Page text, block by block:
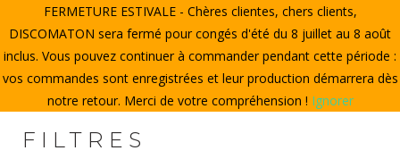
ACCUEIL
CRÉER UN VINYLE
LE STORE
LE DISCOMATON
FILTRES
FERMETURE ESTIVALE - Chères clientes, chers clients,
DISCOMATON sera fermé pour congés d'été du 8 juillet au 8 août
inclus. Vous pouvez continuer à commander pendant cette période :
vos commandes sont enregistrées et leur production démarrera dès
notre retour. Merci de votre compréhension ! Ignorer